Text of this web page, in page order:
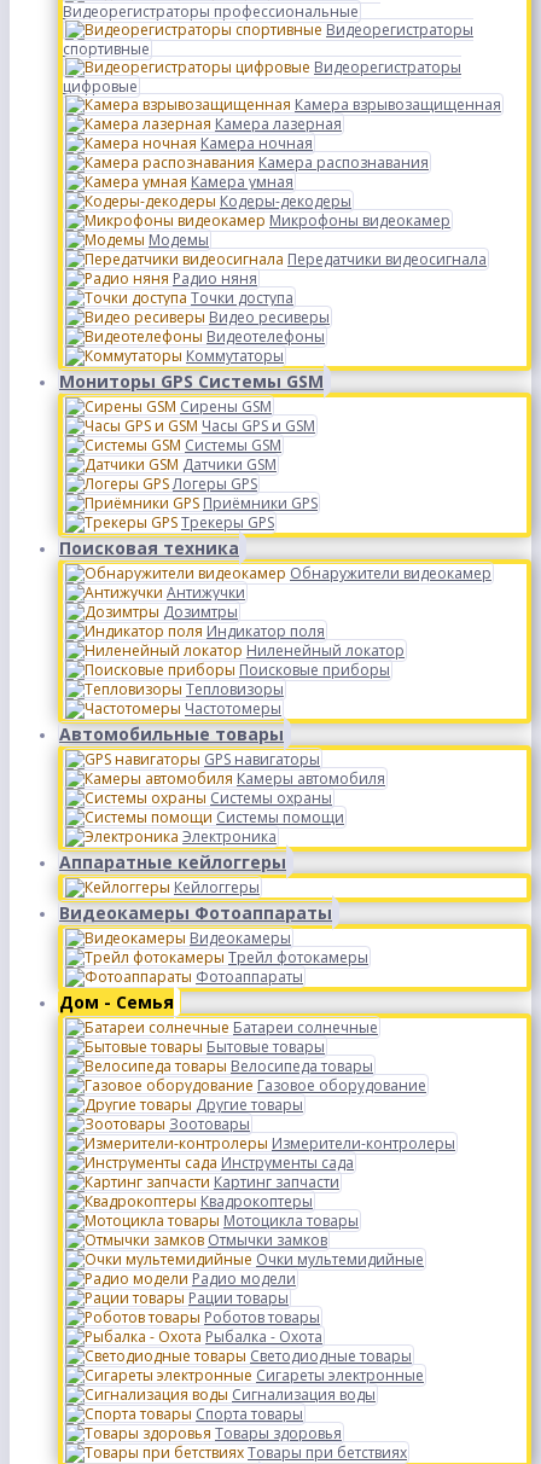
Видеорегистраторы профессиональные
Видеорегистраторы
спортивные
Видеорегистраторы
цифровые
Камера взрывозащищенная
Камера лазерная
Камера ночная
Камера распознавания
Камера умная
Кодеры-декодеры
Микрофоны видеокамер
Модемы
Передатчики видеосигнала
Радио няня
Точки доступа
Видео ресиверы
Видеотелефоны
Коммутаторы
Мониторы GPS Системы GSM
Сирены GSM
Часы GPS и GSM
Системы GSM
Датчики GSM
Логеры GPS
Приёмники GPS
Трекеры GPS
Поисковая техника
Обнаружители видеокамер
Антижучки
Дозимтры
Индикатор поля
Ниленейный локатор
Поисковые приборы
Тепловизоры
Частотомеры
Автомобильные товары
GPS навигаторы
Камеры автомобиля
Системы охраны
Системы помощи
Электроника
Аппаратные кейлоггеры
Кейлоггеры
Видеокамеры Фотоаппараты
Видеокамеры
Трейл фотокамеры
Фотоаппараты
Дом - Семья
Батареи солнечные
Бытовые товары
Велосипеда товары
Газовое оборудование
Другие товары
Зоотовары
Измерители-контролеры
Инструменты сада
Картинг запчасти
Квадрокоптеры
Мотоцикла товары
Отмычки замков
Очки мультемидийные
Радио модели
Рации товары
Роботов товары
Рыбалка - Охота
Светодиодные товары
Сигареты электронные
Сигнализация воды
Спорта товары
Товары здоровья
Товары при бетствиях